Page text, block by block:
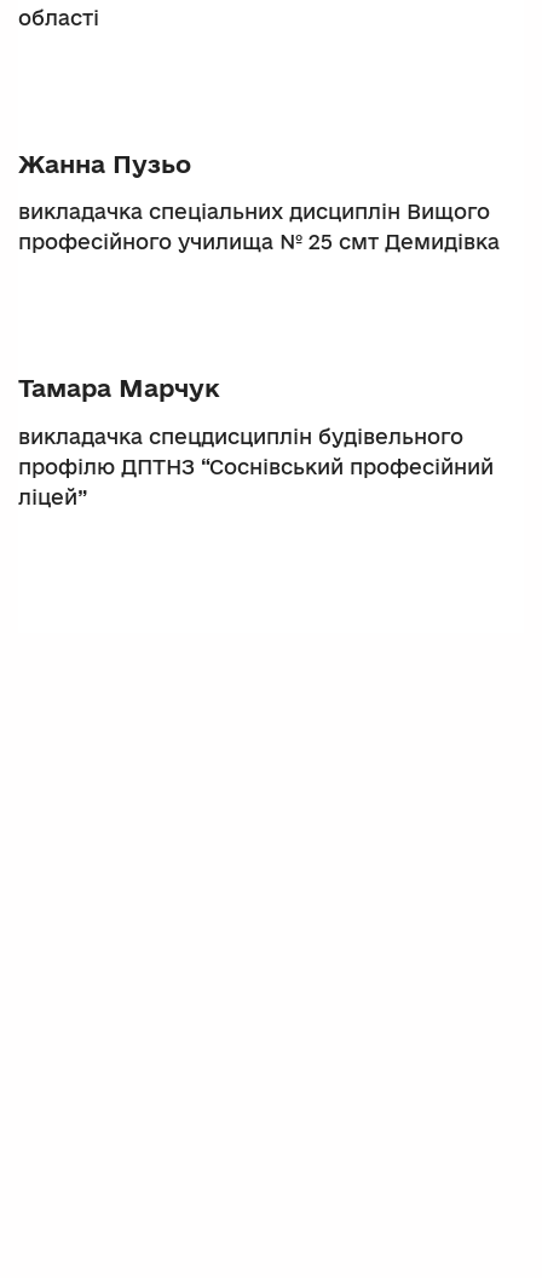
області
Жанна Пузьо
викладачка спеціальних дисциплін Вищого
професійного училища № 25 смт Демидівка
Тамара Марчук
викладачка спецдисциплін будівельного
профілю ДПТНЗ “Соснівський професійний
ліцей”